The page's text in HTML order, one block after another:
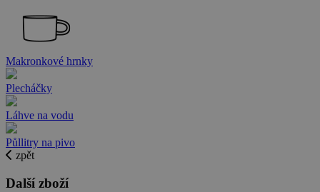
Makronkové hrnky
Plecháčky
Láhve na vodu
Půllitry na pivo
zpět
Další zboží